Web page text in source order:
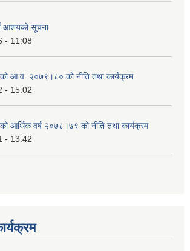
आशयको सूचना
- 11:08
आ.व. २०७९।८० को नीति तथा कार्यक्रम
- 15:02
आर्थिक वर्ष २०७८।७९ को नीति तथा कार्यक्रम
- 13:42